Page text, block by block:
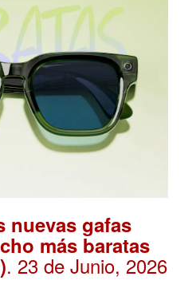
nuevas gafas
más baratas
. 23 de Junio, 2026